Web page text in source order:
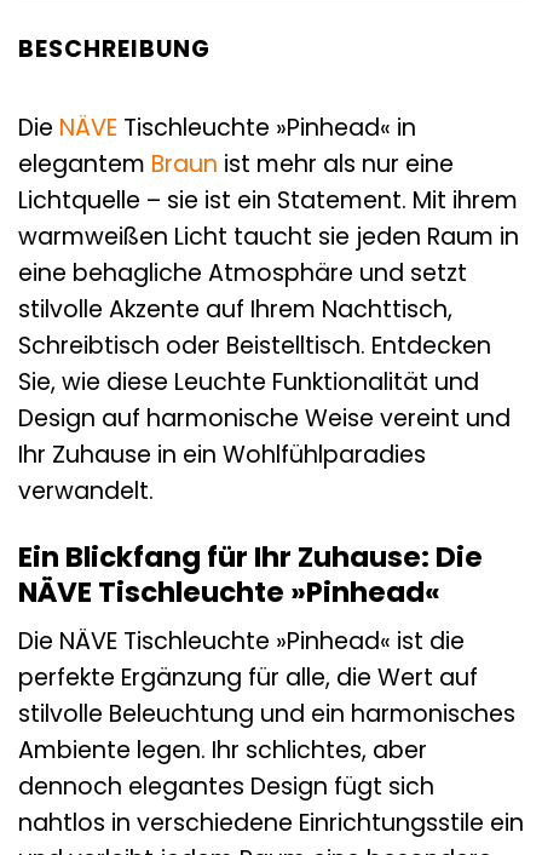
BESCHREIBUNG
Die NÄVE Tischleuchte »Pinhead« in
elegantem Braun ist mehr als nur eine
Lichtquelle – sie ist ein Statement. Mit ihrem
warmweißen Licht taucht sie jeden Raum in
eine behagliche Atmosphäre und setzt
stilvolle Akzente auf Ihrem Nachttisch,
Schreibtisch oder Beistelltisch. Entdecken
Sie, wie diese Leuchte Funktionalität und
Design auf harmonische Weise vereint und
Ihr Zuhause in ein Wohlfühlparadies
verwandelt.
Ein Blickfang für Ihr Zuhause: Die
NÄVE Tischleuchte »Pinhead«
Die NÄVE Tischleuchte »Pinhead« ist die
perfekte Ergänzung für alle, die Wert auf
stilvolle Beleuchtung und ein harmonisches
Ambiente legen. Ihr schlichtes, aber
dennoch elegantes Design fügt sich
nahtlos in verschiedene Einrichtungsstile ein